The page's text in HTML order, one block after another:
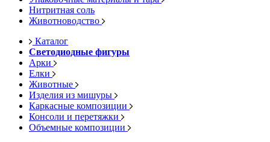
Нитритная соль
Животноводство
Каталог
Светодиодные фигуры
Арки
Елки
Животные
Изделия из мишуры
Каркасные композиции
Консоли и перетяжки
Объемные композиции